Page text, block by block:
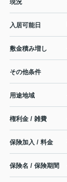
現況
入居可能日
敷金積み増し
その他条件
用途地域
権利金 / 雑費
保険加入 / 料金
保険名 / 保険期間